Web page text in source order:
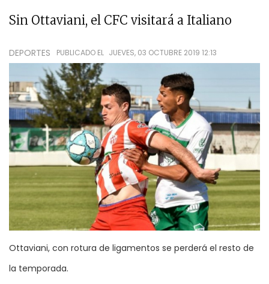
Sin Ottaviani, el CFC visitará a Italiano
DEPORTES PUBLICADO EL JUEVES, 03 OCTUBRE 2019 12:13
Ottaviani, con rotura de ligamentos se perderá el resto de
la temporada.